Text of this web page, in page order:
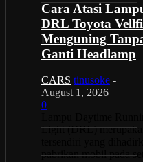
Cara Atasi
DRL Toyota
Menguning
Ganti Headlamp
CARS tinusoke -
August 1, 2026
0
Light (DRL)
pabrikan mobil pada